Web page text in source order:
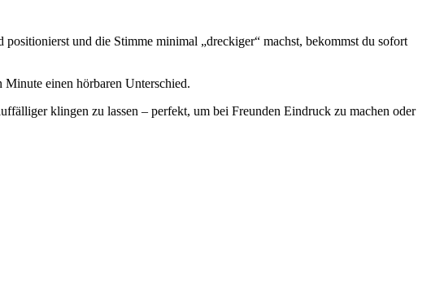
und die Stimme minimal „dreckiger“ machst, bekommst du sofort
einen hörbaren Unterschied.
klingen zu lassen – perfekt, um bei Freunden Eindruck zu machen oder